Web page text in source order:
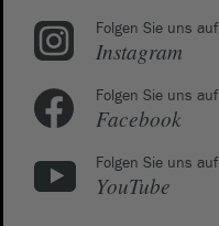
Folgen Sie uns auf
Instagram
Folgen Sie uns auf
Facebook
Folgen Sie uns auf
YouTube